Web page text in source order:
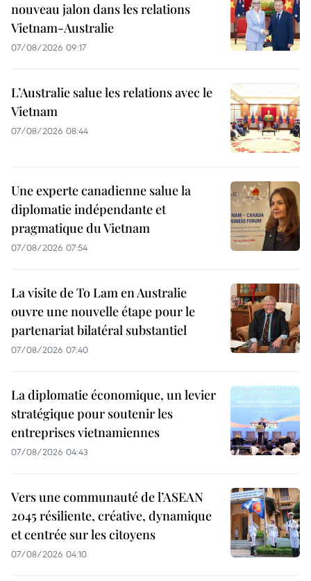
nouveau jalon dans les relations
Vietnam-Australie
07/08/2026 09:17
L’Australie salue les relations avec le
Vietnam
07/08/2026 08:44
Une experte canadienne salue la
diplomatie indépendante et
pragmatique du Vietnam
07/08/2026 07:54
La visite de To Lam en Australie
ouvre une nouvelle étape pour le
partenariat bilatéral substantiel
07/08/2026 07:40
La diplomatie économique, un levier
stratégique pour soutenir les
entreprises vietnamiennes
07/08/2026 04:43
Vers une communauté de l’ASEAN
2045 résiliente, créative, dynamique
et centrée sur les citoyens
07/08/2026 04:10